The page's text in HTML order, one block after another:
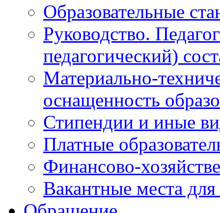
Образовательные
Руководство.
педагогический)
Материально-
оснащенность
Стипендии и иные
Платные
Финансово-
Вакантные места